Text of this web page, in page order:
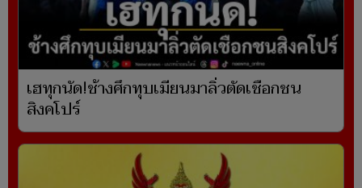
เฮทุกนัด!ช้างศึกทุบเมียนมาลิ่วตัดเชือกชน
สิงคโปร์